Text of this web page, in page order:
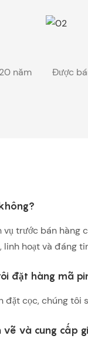
năm
Được
trước bán hàng
linh hoạt và đáng
đặt hàng mã
cọc, chúng tôi
vẽ và cung cấp